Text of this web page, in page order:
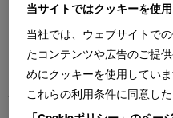
SUPPORT
SHOPS
CATALOGUES
●特別在庫品【納期目安：1～
通常はお届けまで約6か月を
定で国内在庫としてご用意し
くなり次第終了となります。
当サイトではクッキーを使
当社では、ウェブサイトで
たコンテンツや広告のご提
めにクッキーを使用してい
これらの利用条件に同意し